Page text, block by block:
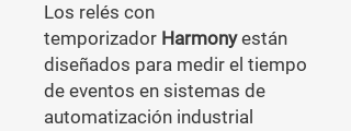
Los relés con
temporizador Harmonyestán
diseñados para medir el tiempo
de eventos en sistemas de
automatización industrial